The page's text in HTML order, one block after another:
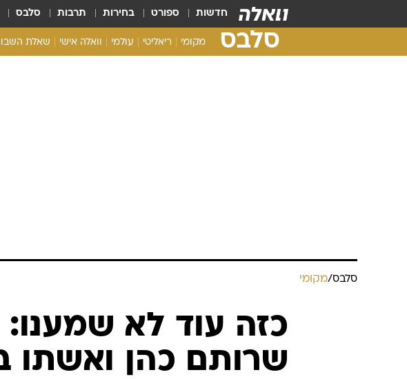
חדשות ספורט בחירות תרבות סלבס
סלבס מקומי ריאליטי עולמי וואלה אישי שאלת
סלבס/מקומי
כזה עוד לא
שרותם כהן ואשתו